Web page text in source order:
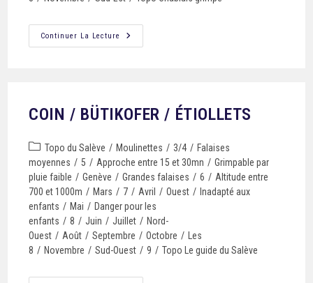
Continuer La Lecture
COIN / BÜTIKOFER / ÉTIOLLETS
Topo du Salève / Moulinettes / 3/4 / Falaises
moyennes / 5 / Approche entre 15 et 30mn / Grimpable par
pluie faible / Genève / Grandes falaises / 6 / Altitude entre
700 et 1000m / Mars / 7 / Avril / Ouest / Inadapté aux
enfants / Mai / Danger pour les
enfants / 8 / Juin / Juillet / Nord-
Ouest / Août / Septembre / Octobre /
Les
8 / Novembre / Sud-Ouest / 9 / Topo Le guide du Salève